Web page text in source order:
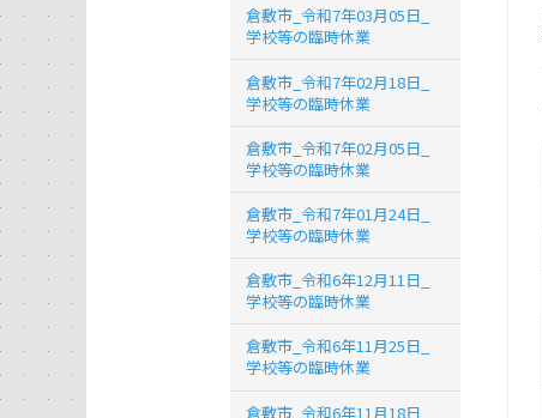
倉敷市_令和7年03月05日_
学校等の臨時休業
倉敷市_令和7年02月18日_
学校等の臨時休業
倉敷市_令和7年02月05日_
学校等の臨時休業
倉敷市_令和7年01月24日_
学校等の臨時休業
倉敷市_令和6年12月11日_
学校等の臨時休業
倉敷市_令和6年11月25日_
学校等の臨時休業
倉敷市_令和6年11月18日_